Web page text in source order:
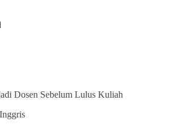
Dosen Sebelum Lulus Kuliah